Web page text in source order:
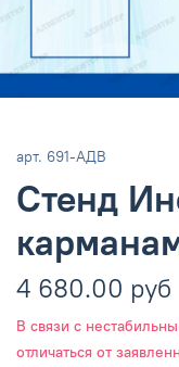
арт. 691-АДВ
Стенд
4 680.00 руб
В связи с
отличаться от